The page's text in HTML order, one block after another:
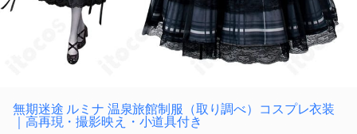
無期迷途 ルミナ 温泉旅館制服（取り調べ）コスプレ衣装
｜高再現・撮影映え・小道具付き